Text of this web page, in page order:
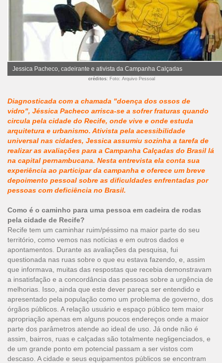
Jessica Pacheco, cadeirante e ativista da Campanha Calçadas
créditos: Foto: Arquivo Pessoal
Diagnosticada com a chamada "doença dos ossos de
vidro", Jéssica Pacheco arrisca-se a sofrer fraturas quando
circula pela cidade do Recife, onde vive e onde estuda
arquitetura e urbanismo. Ativista pela acessibilidade
universal nas cidades, Jessica assumiu sozinha a tarefa de
realizar as avaliações para a Campanha Calçadas do Brasil lá
na capital pernambucana. Nesta entrevista ela conta sua
experiência ao participar da campanha e oferece um breve
depoimento pessoal sobre as dificuldades enfrentadas por
pessoas com deficiência no Brasil.
Como é o caminho para uma pessoa em cadeira de rodas
pela cidade de Recife?
Recife tem um caminhar ruim/péssimo na maior parte do seu
território, como vemos nas notícias e em outros dados e
apontamentos. Durante as avaliações da pesquisa, fui
questionada nas ruas sobre o que eu estava fazendo, e, assim
que informava, muitas das respostas que recebia demonstravam
a insatisfação e a concordância das pessoas sobre a urgência de
melhorias. Isso, ainda que este dever pareça ser entendido e
apresentado pela população como um problema de governo, dos
órgãos públicos. A relação usuário e espaço público tem maior
apropriação apenas em alguns poucos endereços onde a maior
parte dos parâmetros atende ao ideal de uso. Já onde não é
assim, bairros, ruas e calçadas são totalmente negligenciados, e
de um grande ponto em potencial passam a ser vistos com
descaso. A cidade e seus equipamentos públicos se encontram